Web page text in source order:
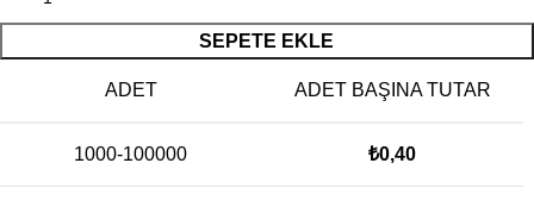
SEPETE EKLE
ADET ADET BAŞINA TUTAR
1000-100000 ₺0,40